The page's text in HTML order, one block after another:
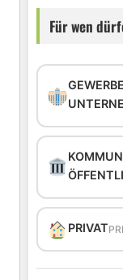
Für wen
PRIVAT